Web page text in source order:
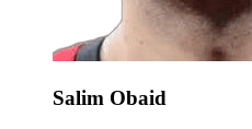
Salim Obaid